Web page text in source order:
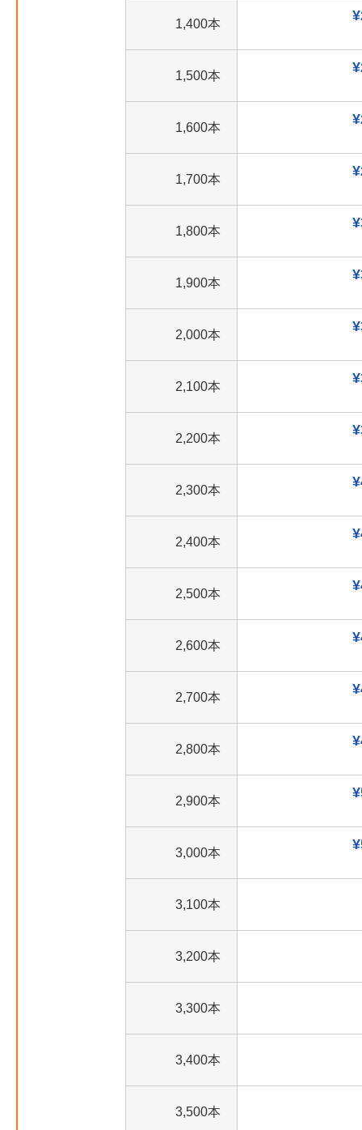
1,400本
1,500本
1,600本
1,700本
1,800本
1,900本
2,000本
2,100本
2,200本
2,300本
2,400本
2,500本
2,600本
2,700本
2,800本
2,900本
3,000本
3,100本
3,200本
3,300本
3,400本
3,500本